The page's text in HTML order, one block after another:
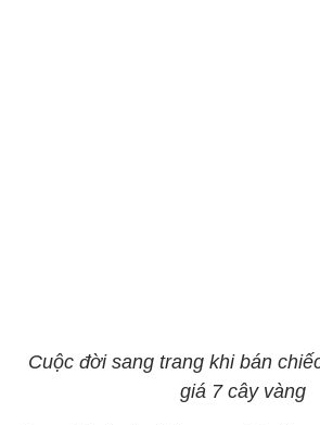
Cuộc đời sang trang khi bán
giá 7 cây vàng